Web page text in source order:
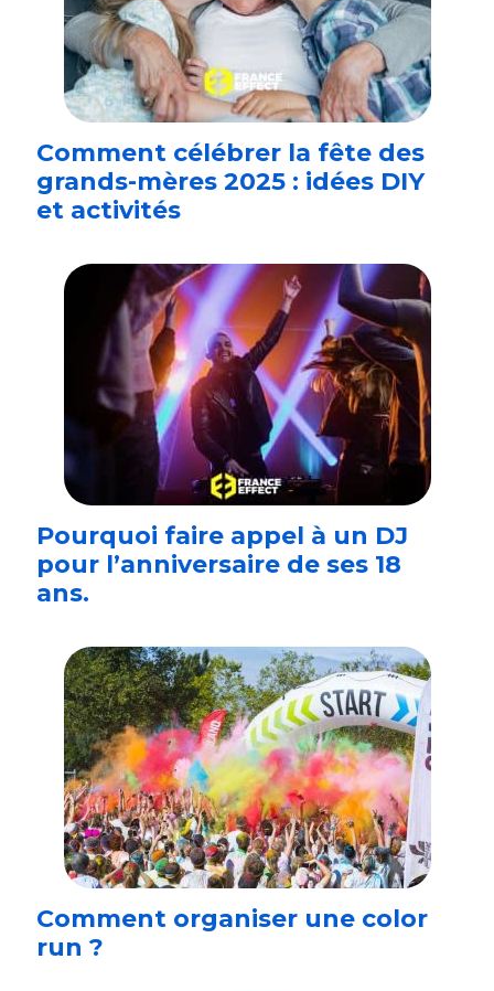
Comment célébrer la fête des
grands-mères 2025 : idées DIY
et activités
Pourquoi faire appel à un DJ
pour l’anniversaire de ses 18
ans.
Comment organiser une color
run ?